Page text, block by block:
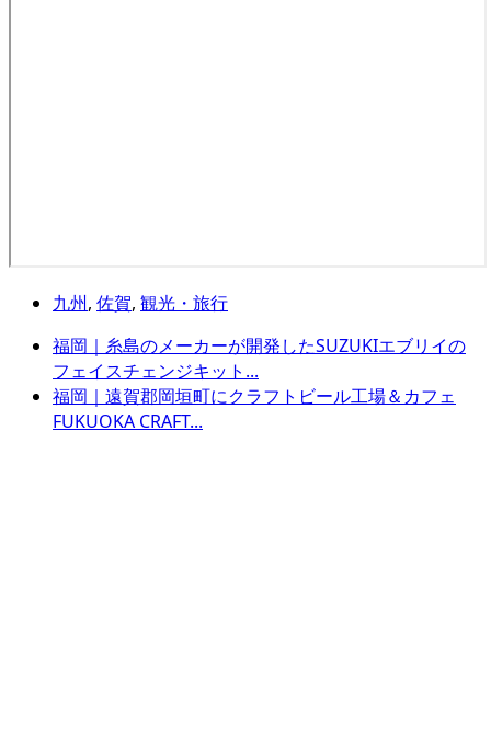
九州, 佐賀, 観光・旅行
福岡｜糸島のメーカーが開発したSUZUKIエブリイの
フェイスチェンジキット...
福岡｜遠賀郡岡垣町にクラフトビール工場＆カフェ
FUKUOKA CRAFT...